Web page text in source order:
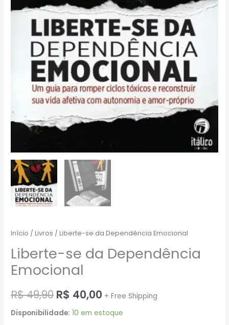
Início /Livros / Liberte-se da Dependência Emocional
Liberte-se da Dependência
Emocional
R$49,90 O
preço
R$ 40,00 O
preço
+ Free Shipping
Disponibilidade: 10 em estoque